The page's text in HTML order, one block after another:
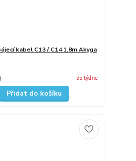
kabel C13 / C14 1.8m Akyga
do týdne
Přidat do košíku